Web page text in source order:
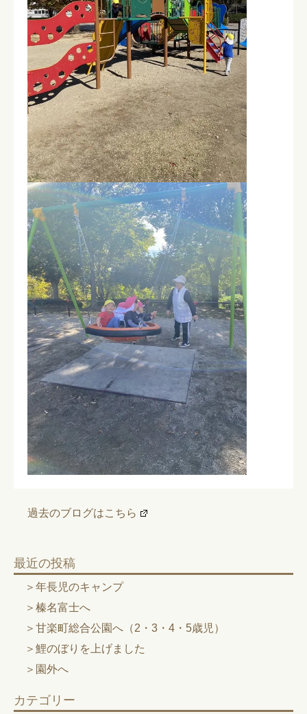
過去のブログはこちら
最近の投稿
年長児のキャンプ
榛名富士へ
甘楽町総合公園へ（2・3・4・5歳児）
鯉のぼりを上げました
園外へ
カテゴリー